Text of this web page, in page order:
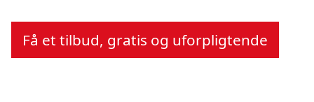
Få et tilbud, gratis og uforpligtende